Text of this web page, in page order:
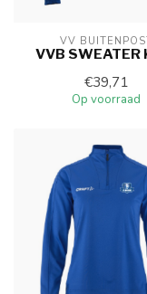
VV
VVB SWEATER
€39,71
Op voorraad